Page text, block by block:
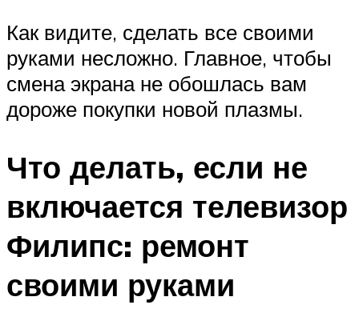
Как видите, сделать все своими
руками несложно. Главное, чтобы
смена экрана не обошлась вам
дороже покупки новой плазмы.
Что делать, если не
включается телевизор
Филипс: ремонт
своими руками